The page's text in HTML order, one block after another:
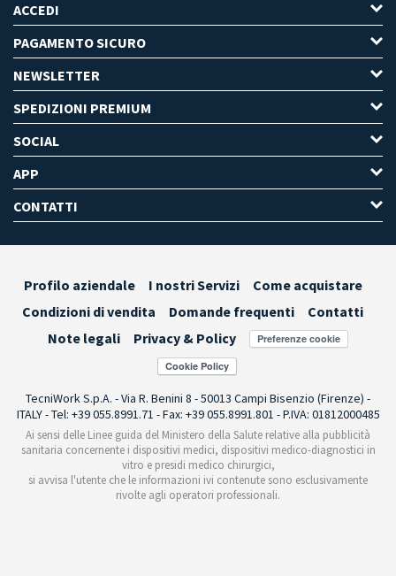
ACCEDI
PAGAMENTO SICURO
NEWSLETTER
SPEDIZIONI PREMIUM
SOCIAL
APP
CONTATTI
Profilo aziendale I nostri Servizi
Come acquistare
Condizioni di vendita
Domande frequenti
Contatti
Note legali
Privacy & Policy Preferenze cookie
TecniWork S.p.A. - Via R. Benini 8 - 50013 Campi Bisenzio (Firenze) -
ITALY - Tel: +39 055.8991.71 - Fax: +39 055.8991.801 - P.IVA: 01812000485
Ai sensi delle Linee guida del Ministero della Salute relative alla pubblicità
sanitaria concernente i dispositivi medici, dispositivi medico-diagnostici in
vitro e presidi medico chirurgici,
si avvisa l'utente che le informazioni ivi contenute sono esclusivamente
rivolte agli operatori professionali.